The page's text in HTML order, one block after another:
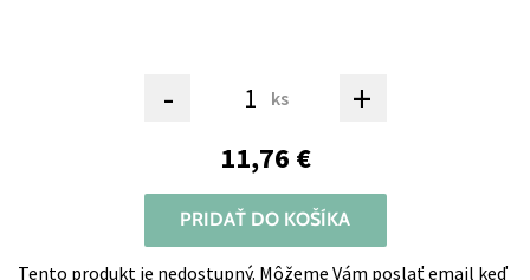
- ks +
11,76 €
PRIDAŤ DO KOŠÍKA
Tento produkt je nedostupný. Môžeme Vám poslať email keď